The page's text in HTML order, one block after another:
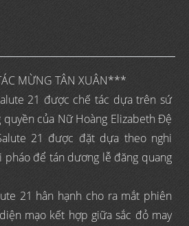
MỪNG TÂN XUÂN***
21 được chế tác dựa trên sứ
của Nữ Hoàng Elizabeth Đệ
21 được đặt dựa theo nghi
để tán dương lễ đăng quang
21 hân hạnh cho ra mắt phiên
mạo kết hợp giữa sắc đỏ may